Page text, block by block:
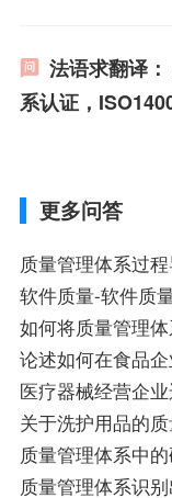
法语求翻译
系认证，
更多问答
软件质量-软件质
如何将质量管理
论述如何在食品
关于洗护用品的
质量管理体系中
质量管理体系识